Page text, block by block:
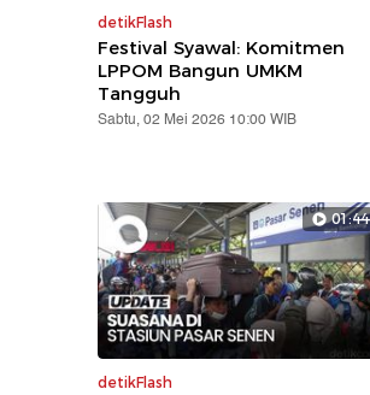
detikFlash
Festival Syawal: Komitmen
LPPOM Bangun UMKM
Tangguh
Sabtu, 02 Mei 2026 10:00 WIB
01:44
detikFlash